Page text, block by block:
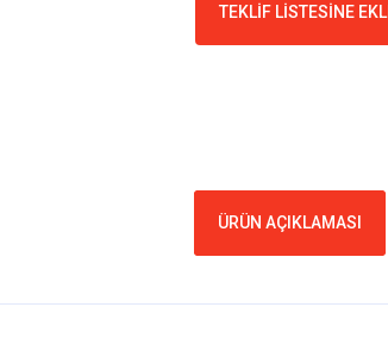
TEKLIF LISTESINE
ÜRÜN AÇIKLAMASI